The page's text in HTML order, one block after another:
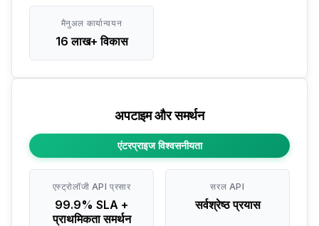
मैनुअल कार्यान्वयन
₹16 लाख+ विकास
अपटाइम और समर्थन
एंटरप्राइज विश्वसनीयता
एस्ट्रोलॉजी API प्रसार
99.9% SLA +
प्राथमिकता समर्थन
सरल API
सर्वश्रेष्ठ प्रयास